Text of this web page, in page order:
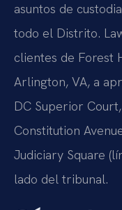
asuntos de
todo el Distrito.
clientes de Forest
Arlington, VA, a
DC Superior
Constitution
Judiciary Square
lado del tribunal.